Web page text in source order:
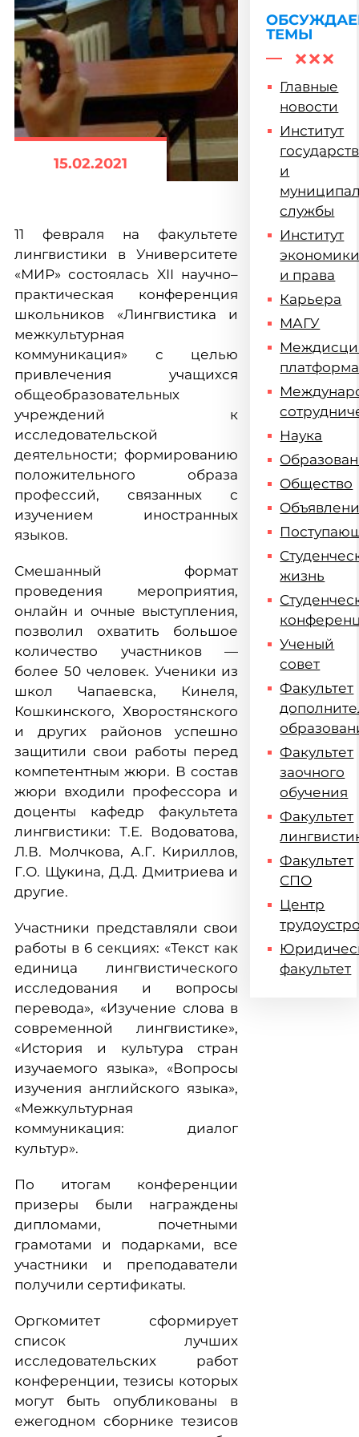
15.02.2021
11 февраля на факультете
лингвистики в Университете
«МИР» состоялась XII научно–
практическая конференция
школьников «Лингвистика и
межкультурная
коммуникация» с целью
привлечения учащихся
общеобразовательных
учреждений к
исследовательской
деятельности; формированию
положительного образа
профессий, связанных с
изучением иностранных
языков.
Смешанный формат
проведения мероприятия,
онлайн и очные выступления,
позволил охватить большое
количество участников —
более 50 человек. Ученики из
школ Чапаевска, Кинеля,
Кошкинского, Хворостянского
и других районов успешно
защитили свои работы перед
компетентным жюри. В состав
жюри входили профессора и
доценты кафедр факультета
лингвистики: Т.Е. Водоватова,
Л.В. Молчкова, А.Г. Кириллов,
Г.О. Щукина, Д.Д. Дмитриева и
другие.
Участники представляли свои
работы в 6 секциях: «Текст как
единица лингвистического
исследования и вопросы
перевода», «Изучение слова в
современной лингвистике»,
«История и культура стран
изучаемого языка», «Вопросы
изучения английского языка»,
«Межкультурная
коммуникация: диалог
культур».
По итогам конференции
призеры были награждены
дипломами, почетными
грамотами и подарками, все
участники и преподаватели
получили сертификаты.
Оргкомитет сформирует
список лучших
исследовательских работ
конференции, тезисы которых
могут быть опубликованы в
ежегодном сборнике тезисов
подвел
итоги
ТЕМЫ
Главные
новости
Институт
и
службы
Институт
и права
Карьера
МАГУ
платформа
Наука
Общество
жизнь
Ученый
совет
Факультет
Факультет
заочного
обучения
Факультет
Факультет
СПО
Центр
факультет